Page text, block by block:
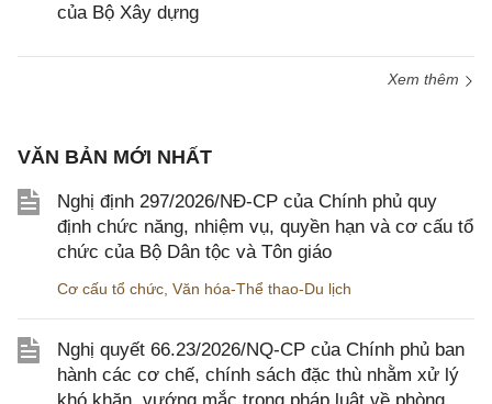
của Bộ Xây dựng
Xem thêm
VĂN BẢN MỚI NHẤT
Nghị định 297/2026/NĐ-CP của Chính phủ quy
định chức năng, nhiệm vụ, quyền hạn và cơ cấu tổ
chức của Bộ Dân tộc và Tôn giáo
Cơ cấu tổ chức, Văn hóa-Thể thao-Du lịch
Nghị quyết 66.23/2026/NQ-CP của Chính phủ ban
hành các cơ chế, chính sách đặc thù nhằm xử lý